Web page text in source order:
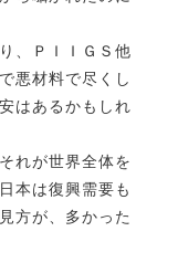
、ＰＩＩＧＳ他
悪材料で尽くし
はあるかもしれ
れが世界全体を
本は復興需要も
方が、多かった